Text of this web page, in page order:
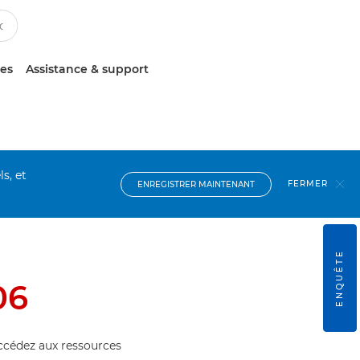
Assistance & support
et
ENREGISTRER MAINTENANT FERMER
aux ressources
ENQUÊTE